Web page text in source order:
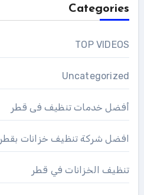
Categories
TOP VIDEOS
Uncategorized
أفضل خدمات تنظيف فى قطر
افضل شركة تنظيف خزانات بقطر
تنظيف الخزانات في قطر